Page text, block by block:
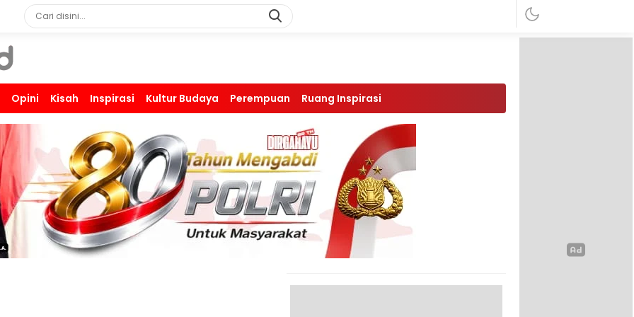
Opini Kisah Inspirasi Kultur Budaya Perempuan Ruang Inspirasi